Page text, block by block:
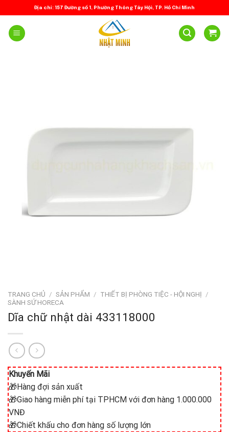
to
content
Địa chỉ: 157 Đường số 1, Phường Thông Tây Hội, TP. Hồ Chí Minh
TRANG CHỦ / SẢN PHẨM / THIẾT BỊ PHÒNG TIỆC - HỘI NGHỊ /
SÀNH SỨ HORECA
Dĩa chữ nhật dài 433118000
Khuyến Mãi
🎁Hàng đợi sản xuất
🎁Giao hàng miễn phí tại TPHCM với đơn hàng 1.000.000
VNĐ
🎁Chiết khấu cho đơn hàng số lượng lớn